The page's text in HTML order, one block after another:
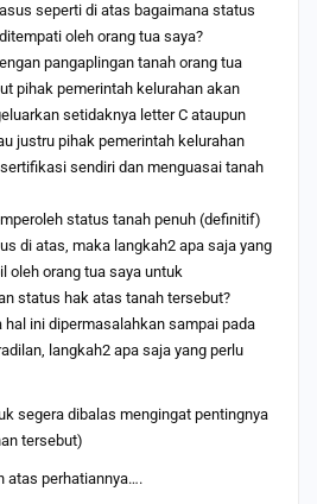
seperti di atas bagaimana status
oleh orang tua saya?
pangaplingan tanah orang tua
pihak pemerintah kelurahan akan
setidaknya letter C ataupun
justru pihak pemerintah kelurahan
sendiri dan menguasai tanah
status tanah penuh (definitif)
di atas, maka langkah2 apa saja yang
oleh orang tua saya untuk
status hak atas tanah tersebut?
hal ini dipermasalahkan sampai pada
langkah2 apa saja yang perlu
segera dibalas mengingat pentingnya
tersebut)
atas perhatiannya….